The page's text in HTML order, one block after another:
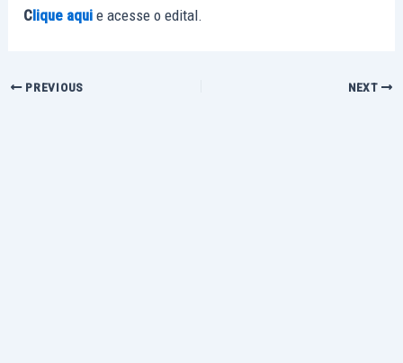
Clique aqui e acesse o edital.
PREVIOUS NEXT